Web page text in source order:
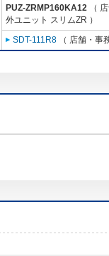
PUZ-ZRMP160KA12 （
外ユニット スリムZR ）
SDT-111R8 （ 店舗・事